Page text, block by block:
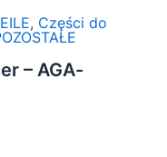
, Części do
– AGA-